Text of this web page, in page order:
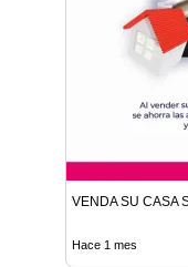
VENDA SU CASA
Hace 1 mes